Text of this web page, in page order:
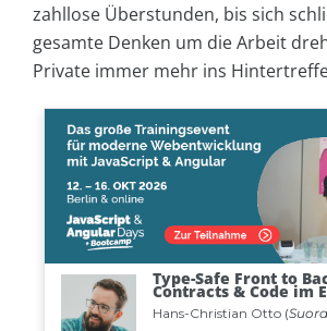
zahllose Überstunden, bis sich
gesamte Denken um die Arbeit
Private immer mehr ins